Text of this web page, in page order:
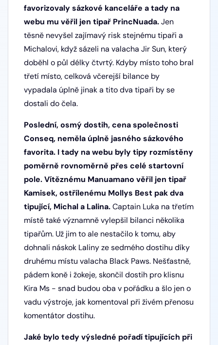
favorizovaly sázkové kanceláře a tady na
webu mu věřil jen tipař PrincNuada.Jen
těsně nevyšel zajímavý risk stejnému tipaři a
Michalovi, když sázeli na valacha Jir Sun, který
doběhl o půl délky čtvrtý. Kdyby místo toho bral
třetí místo, celková včerejší bilance by
vypadala úplně jinak a tito dva tipaři by se
dostali do čela.
Poslední, osmý dostih, cena společnosti
Conseq, neměla úplně jasného sázkového
favorita. I tady na webu byly tipy rozmístěny
poměrně rovnoměrně přes celé startovní
pole. Vítěznému Manuamano věřil jen tipař
Kamisek, ostřílenému Mollys Best pak dva
tipující, Michal a Lalina.Captain Luka na třetím
místě také významně vylepšil bilanci několika
tipařům. Už jim to ale nestačilo k tomu, aby
dohnali náskok Laliny ze sedmého dostihu díky
druhému místu valacha Black Paws. Nešťastně,
pádem koně i žokeje, skončil dostih pro klisnu
Kira Ms - snad budou oba v pořádku a šlo jen o
vadu výstroje, jak komentoval při živém přenosu
komentátor dostihu.
Jaké bylo tedy výsledné pořadí tipujících při